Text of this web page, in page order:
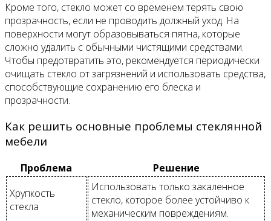
Кроме того, стекло может со временем терять свою
прозрачность, если не проводить должный уход. На
поверхности могут образовываться пятна, которые
сложно удалить с обычными чистящими средствами.
Чтобы предотвратить это, рекомендуется периодически
очищать стекло от загрязнений и использовать средства,
способствующие сохранению его блеска и
прозрачности.
Как решить основные проблемы стеклянной
мебели
Проблема
Решение
Хрупкость
стекла
Использовать только закаленное
стекло, которое более устойчиво к
механическим повреждениям.